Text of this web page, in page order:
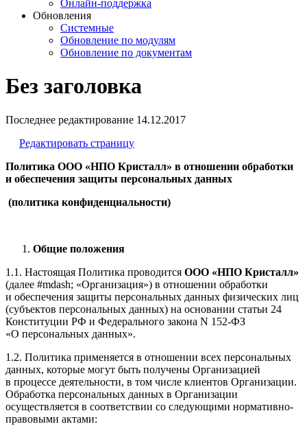
Онлайн-поддержка
Обновления
Системные
Обновление по модулям
Обновление по документам
Без заголовка
Последнее редактирование 14.12.2017
Редактировать страницу
Политика ООО «НПО Кристалл» в отношении обработки
и обеспечения защиты персональных данных
(политика конфиденциальности)
Общие положения
1.1. Настоящая Политика проводится ООО «НПО Кристалл»
(далее #mdash; «Организация») в отношении обработки
и обеспечения защиты персональных данных физических лиц
(субъектов персональных данных) на основании статьи 24
Конституции РФ и Федерального закона N 152-ФЗ
«О персональных данных».
1.2. Политика применяется в отношении всех персональных
данных, которые могут быть получены Организацией
в процессе деятельности, в том числе клиентов Организации.
Обработка персональных данных в Организации
осуществляется в соответствии со следующими нормативно-
правовыми актами: